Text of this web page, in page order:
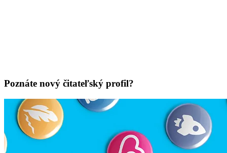
Poznáte nový čitateľský profil?